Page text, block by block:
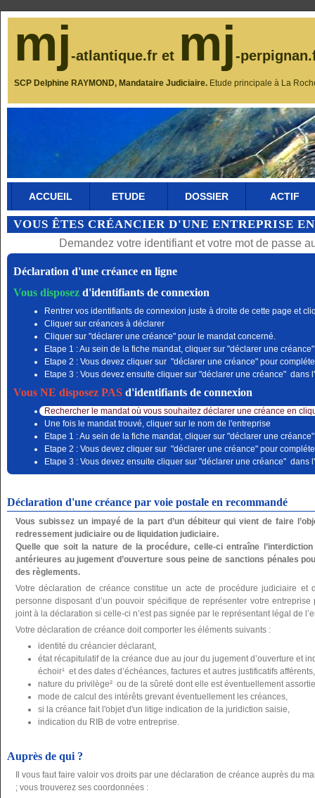
mj-atlantique.fr et mj-
SCP Delphine RAYMOND, Mandataire Judiciaire. Etude principale à La
ACCUEIL ETUDE DOSSIER ACTIF
VOUS ÊTES CRÉANCIER D'UNE ENTREPRISE
Demandez votre identifiant et votre mot de passe
Déclaration d'une créance en ligne
Vous disposezd'identifiants de connexion
Rentrer vos identifiants de connexion juste à droite de cette page et
Cliquer sur créances à déclarer
Cliquer sur "déclarer une créance" pour le mandat concerné.
Etape 1 : Au sein de la fiche mandat, cliquer sur "déclarer une créance"
Etape 2 : Vous devez cliquer sur "déclarer une créance" pour
Etape 3 : Vous devez ensuite cliquer sur "déclarer une créance" dans
Vous NE disposez PASd'identifiants de connexion
Rechercher le mandat où vous souhaitez déclarer une créance en
Une fois le mandat trouvé, cliquer sur le nom de l'entreprise
Etape 1 : Au sein de la fiche mandat, cliquer sur "déclarer une créance"
Etape 2 : Vous devez cliquer sur "déclarer une créance" pour
Etape 3 : Vous devez ensuite cliquer sur "déclarer une créance" dans
Déclaration d'une créance par voie postale en recommandé
Vous subissez un impayé de la part d’un débiteur qui vient de faire
redressement judiciaire ou de liquidation judiciaire.
Quelle que soit la nature de la procédure, celle-ci entraîne
antérieures au jugement d’ouverture sous peine de sanctions pénales
des règlements.
Votre déclaration de créance constitue un acte de procédure judiciaire et
personne disposant d’un pouvoir spécifique de représenter votre
joint à la déclaration si celle-ci n’est pas signée par le représentant légal de
Votre déclaration de créance doit comporter les éléments suivants :
identité du créancier déclarant,
état récapitulatif de la créance due au jour du jugement d’ouverture et
échoir¹ et des dates d’échéances, factures et autres justificatifs afférents,
nature du privilège² ou de la sûreté dont elle est éventuellement
mode de calcul des intérêts grevant éventuellement les créances,
si la créance fait l'objet d'un litige indication de la juridiction saisie,
indication du RIB de votre entreprise.
Auprès de qui ?
Il vous faut faire valoir vos droits par une déclaration de créance auprès du
; vous trouverez ses coordonnées :